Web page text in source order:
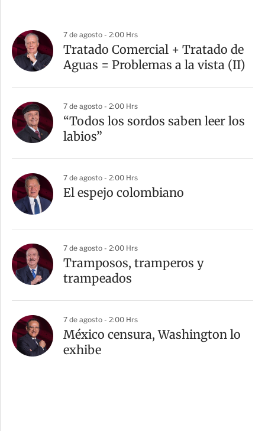
7 de agosto - 2:00 Hrs
Tratado Comercial + Tratado de
Aguas = Problemas a la vista (II)
7 de agosto - 2:00 Hrs
“Todos los sordos saben leer los
labios”
7 de agosto - 2:00 Hrs
El espejo colombiano
7 de agosto - 2:00 Hrs
Tramposos, tramperos y
trampeados
7 de agosto - 2:00 Hrs
México censura, Washington lo
exhibe